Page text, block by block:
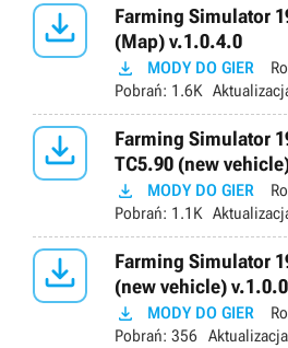

Farming Simulator
(Map) v.1.0.4.0
 MODY DO GIER
Pobrań: 1.6K

Farming Simulator
TC5.90 (new
 MODY DO GIER
Pobrań: 1.1K

Farming Simulator
(new vehicle)
 MODY DO GIER
Pobrań: 356 Aktualizacja